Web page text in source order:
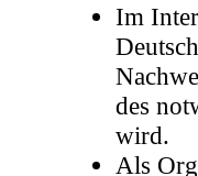
Im
des
wird.
Als